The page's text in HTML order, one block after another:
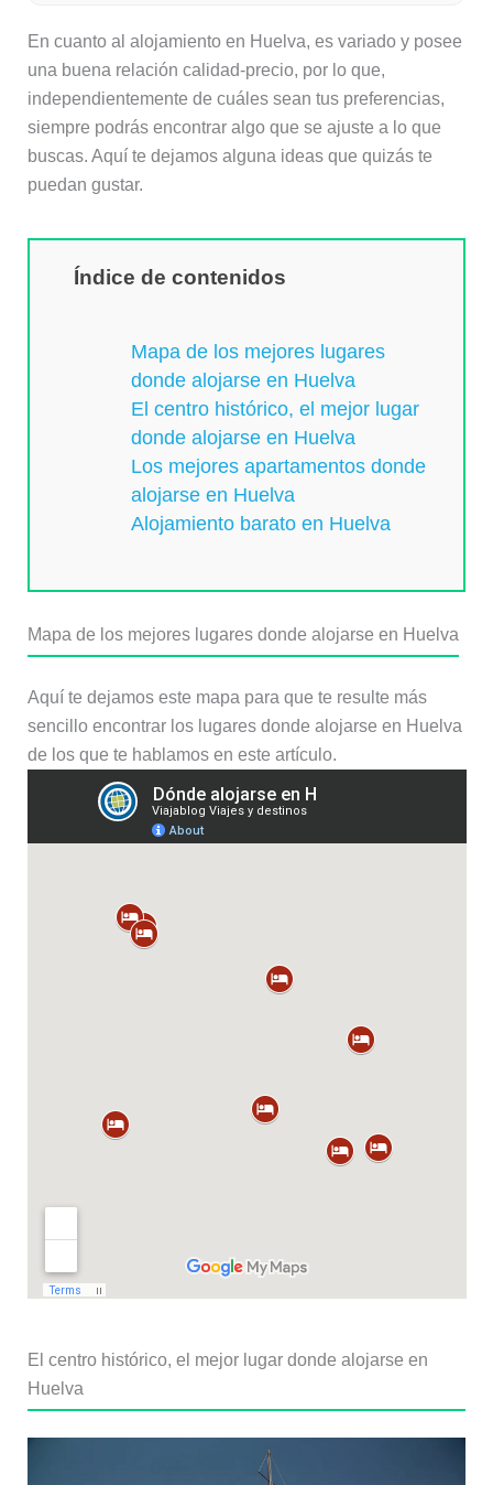
En cuanto al alojamiento en Huelva, es variado y posee
una buena relación calidad-precio, por lo que,
independientemente de cuáles sean tus preferencias,
siempre podrás encontrar algo que se ajuste a lo que
buscas. Aquí te dejamos alguna ideas que quizás te
puedan gustar.
Índice de contenidos
Mapa de los mejores lugares
donde alojarse en Huelva
El centro histórico, el mejor lugar
donde alojarse en Huelva
Los mejores apartamentos donde
alojarse en Huelva
Alojamiento barato en Huelva
Mapa de los mejores lugares donde alojarse en Huelva
Aquí te dejamos este mapa para que te resulte más
sencillo encontrar los lugares donde alojarse en Huelva
de los que te hablamos en este artículo.
El centro histórico, el mejor lugar donde alojarse en
Huelva